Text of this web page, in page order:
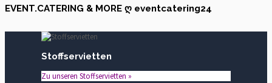
EVENT.CATERING & MORE ღ eventcatering24
Stoffservietten
Zu unseren Stoffservietten »